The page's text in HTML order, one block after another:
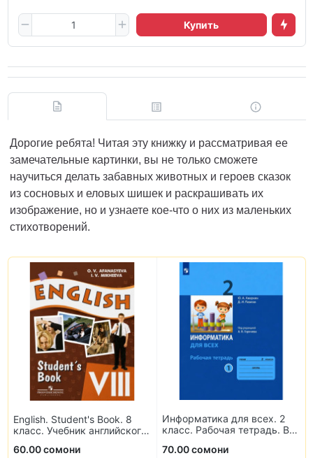
Купить
Дорогие ребята! Читая эту книжку и рассматривая ее
замечательные картинки, вы не только сможете
научиться делать забавных животных и героев сказок
из сосновых и еловых шишек и раскрашивать их
изображение, но и узнаете кое-что о них из маленьких
стихотворений.
English. Student's Book. 8
класс. Учебник английского
60.00 сомони
Информатика для всех. 2
класс. Рабочая тетрадь. В
70.00 сомони